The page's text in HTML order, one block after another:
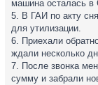
машина осталась в
5. В ГАИ по акту
для утилизации.
6. Приехали
ждали несколько
7. После звонка
сумму и забрали